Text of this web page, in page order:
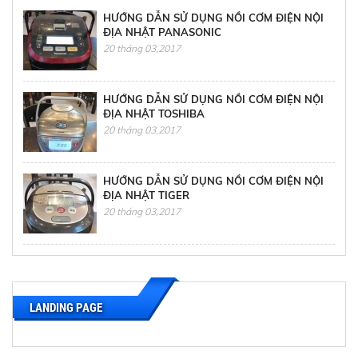
HƯỚNG DẪN SỬ DỤNG NỒI CƠM ĐIỆN NỘI
ĐỊA NHẬT PANASONIC
20 tháng 03,2017
HƯỚNG DẪN SỬ DỤNG NỒI CƠM ĐIỆN NỘI
ĐỊA NHẬT TOSHIBA
20 tháng 03,2017
HƯỚNG DẪN SỬ DỤNG NỒI CƠM ĐIỆN NỘI
ĐỊA NHẬT TIGER
20 tháng 03,2017
ĐỊA NHẬT HITACHI
20 tháng 03,2017
HƯỚNG DẪN SỬ DỤNG NỒI CƠM ĐIỆN NỘI
LANDING PAGE